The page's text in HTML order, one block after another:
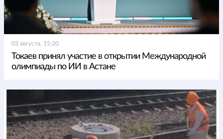
03 августа, 15:20
Токаев принял участие в открытии Международной
олимпиады по ИИ в Астане